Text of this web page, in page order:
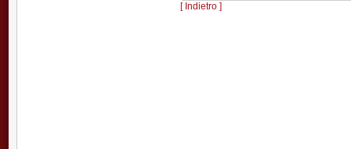
[ Indietro ]